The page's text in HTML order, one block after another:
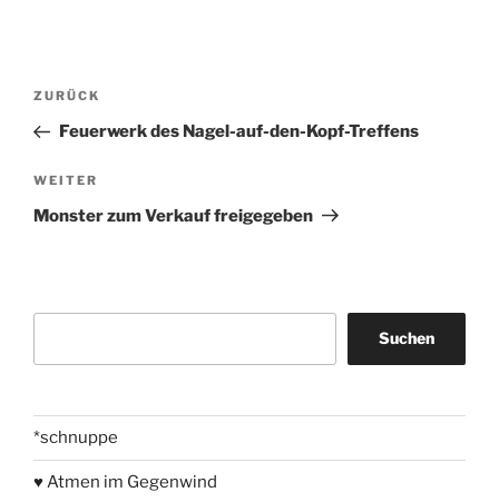
Beitragsnavigation
Vorheriger
Beitrag
ZURÜCK
Feuerwerk des Nagel-auf-den-Kopf-Treffens
Nächster
Beitrag
WEITER
Monster zum Verkauf freigegeben
Suchen
*schnuppe
♥ Atmen im Gegenwind